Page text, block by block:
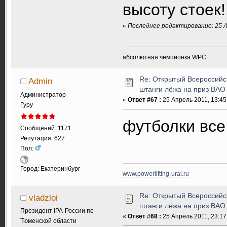
высоту
« Последнее редактирование: 25
абсолютная чемпионка WPC
Admin
Администратор
Гуру
Сообщений: 1171
Репутация: 627
Пол:
Город: Екатеринбург
Re: Открытый
штанги лёжа на приз ВАО
« Ответ #67 : 25 Апрель 2011,
футболки
www.powerlifting-ural.ru
vladzloi
Президент IPA-России по
Тюменской области
Re: Открытый
штанги лёжа на приз ВАО
« Ответ #68 : 25 Апрель 2011,